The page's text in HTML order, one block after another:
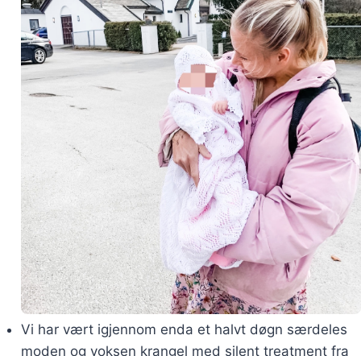
Vi har vært igjennom enda et halvt døgn særdeles
moden og voksen krangel med silent treatment fra